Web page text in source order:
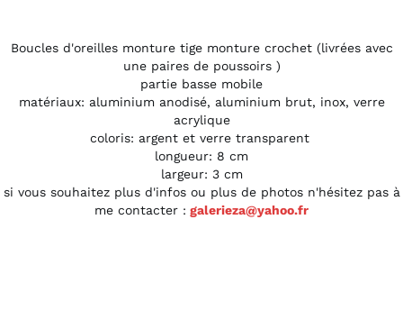
Boucles d'oreilles monture tige monture crochet (livrées avec
une paires de poussoirs )
partie basse mobile
matériaux: aluminium anodisé, aluminium brut, inox, verre
acrylique
coloris: argent et verre transparent
longueur: 8 cm
largeur: 3 cm
si vous souhaitez plus d'infos ou plus de photos n'hésitez pas à
me contacter : galerieza@yahoo.fr